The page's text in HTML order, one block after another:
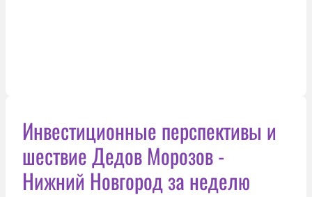
Инвестиционные перспективы и
шествие Дедов Морозов -
Нижний Новгород за неделю